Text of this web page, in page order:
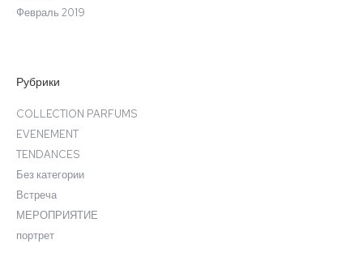
Февраль 2019
Рубрики
COLLECTION PARFUMS
EVENEMENT
TENDANCES
Без категории
Встреча
МЕРОПРИЯТИЕ
портрет